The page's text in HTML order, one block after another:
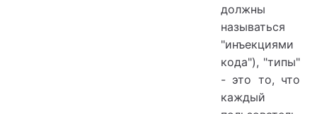
должны
называться
"инъекциями
кода"), "типы"
- это то, что
каждый